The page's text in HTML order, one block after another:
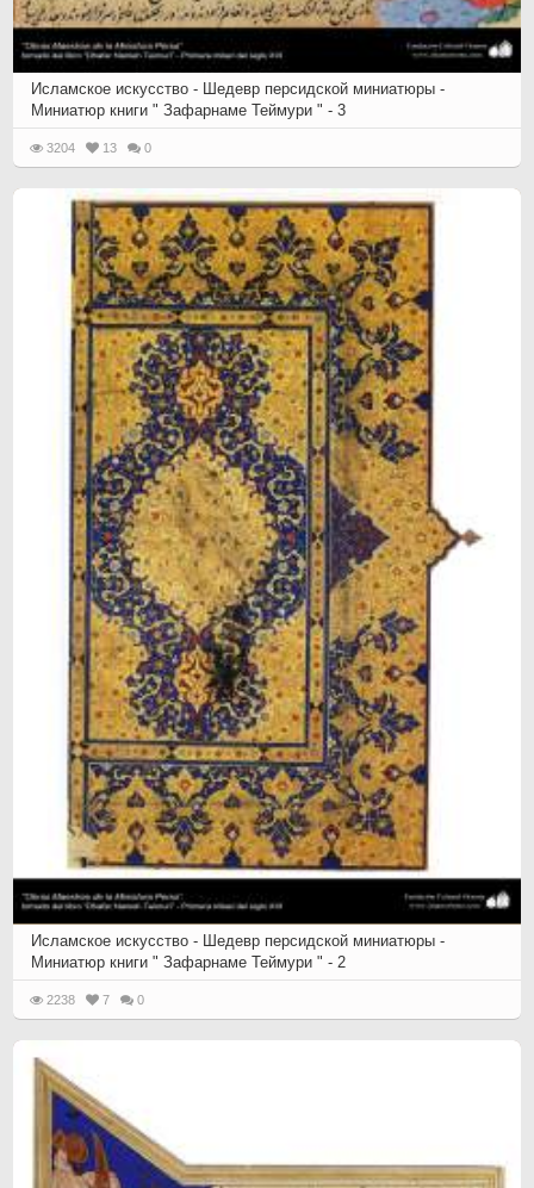
Исламское искусство - Шедевр персидской миниатюры -
Миниатюр книги " Зафарнаме Теймури " - 3
3204 13 0
Исламское искусство - Шедевр персидской миниатюры -
Миниатюр книги " Зафарнаме Теймури " - 2
2238 7 0